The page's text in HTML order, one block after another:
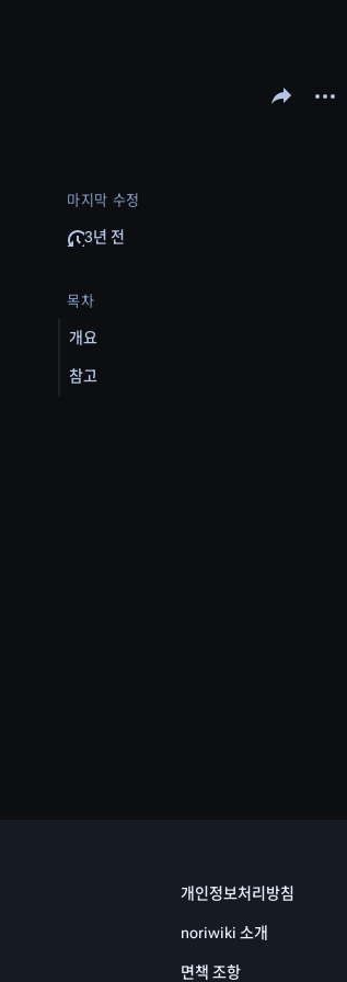
문서 공유하기
다른
마지막 수정
3년 전
목차
개요
참고
개인정보처리방침
noriwiki 소개
면책 조항